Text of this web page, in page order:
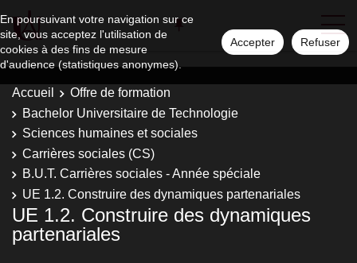
En poursuivant votre navigation sur ce
site, vous acceptez l'utilisation de
cookies à des fins de mesure
d'audience (statistiques anonymes).
Accepter Refuser
Accueil
Offre de formation
Bachelor Universitaire de Technologie
Sciences humaines et sociales
Carrières sociales (CS)
B.U.T. Carrières sociales - Année spéciale
UE 1.2. Construire des dynamiques partenariales
UE 1.2. Construire des dynamiques
partenariales